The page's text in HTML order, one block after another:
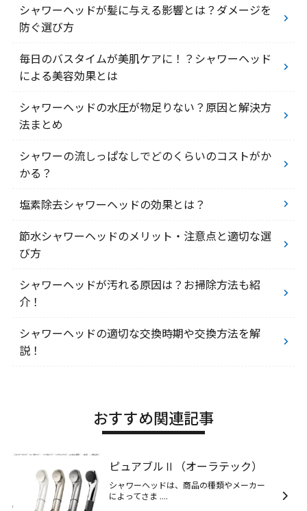
シャワーヘッドが髪に与える影響とは？ダメージを
防ぐ選び方
毎日のバスタイムが美肌ケアに！？シャワーヘッド
による美容効果とは
シャワーヘッドの水圧が物足りない？原因と解決方
法まとめ
シャワーの流しっぱなしでどのくらいのコストがか
かる？
塩素除去シャワーヘッドの効果とは？
節水シャワーヘッドのメリット・注意点と適切な選
び方
シャワーヘッドが汚れる原因は？お掃除方法も紹
介！
シャワーヘッドの適切な交換時期や交換方法を解
説！
おすすめ関連記事
ピュアブルⅡ（オーラテック）
シャワーヘッドは、商品の種類やメーカー
によってさま ....